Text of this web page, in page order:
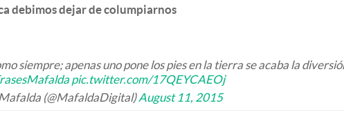
debimos dejar de columpiarnos
siempre; apenas uno pone los pies en la tierra se acaba la
pic.twitter.com/17QEYCAEOj
(@MafaldaDigital)August 11, 2015